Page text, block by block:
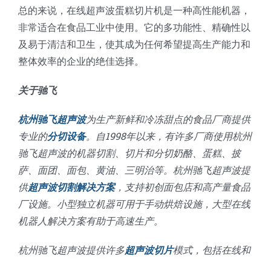
总的来说，在线超声波蛋糕切片机是一种高性能机器，
非常适合在食品工业中使用。它的多功能性、精确性以
及易于清洁和卫生，使其成为任何希望提高生产能力和
整体效率的企业的绝佳选择。
关于驰飞
杭州驰飞超声波为生产新鲜和冷冻甜点的食品厂商提供
专业的分切设备。自1998年以来，有许多厂商使用杭州
驰飞超声波的机器切割、切片和分切奶酪、蛋糕、披
萨、面团、面包、黄油、三明治等。杭州驰飞超声波提
供超声波切割解决方案，支持初创面包店和高产量食品
厂设施。小型独立机器可用于手动烘焙设施，大型在线
机器人解决方案有助于高速生产。
杭州驰飞超声波提供许多超声波切片模式，包括在线和